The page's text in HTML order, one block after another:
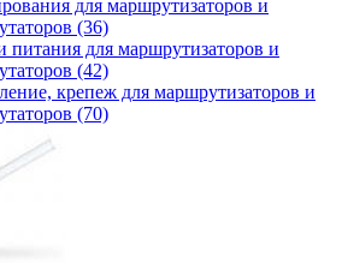
для маршрутизаторов и
(36)
питания для маршрутизаторов и
(42)
крепеж для маршрутизаторов и
(70)